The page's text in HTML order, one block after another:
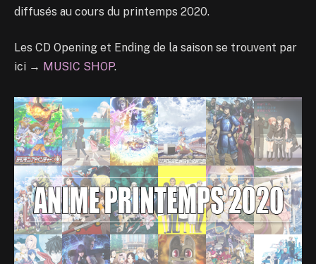
diffusés au cours du printemps 2020.
Les CD Opening et Ending de la saison se trouvent par
ici → MUSIC SHOP.